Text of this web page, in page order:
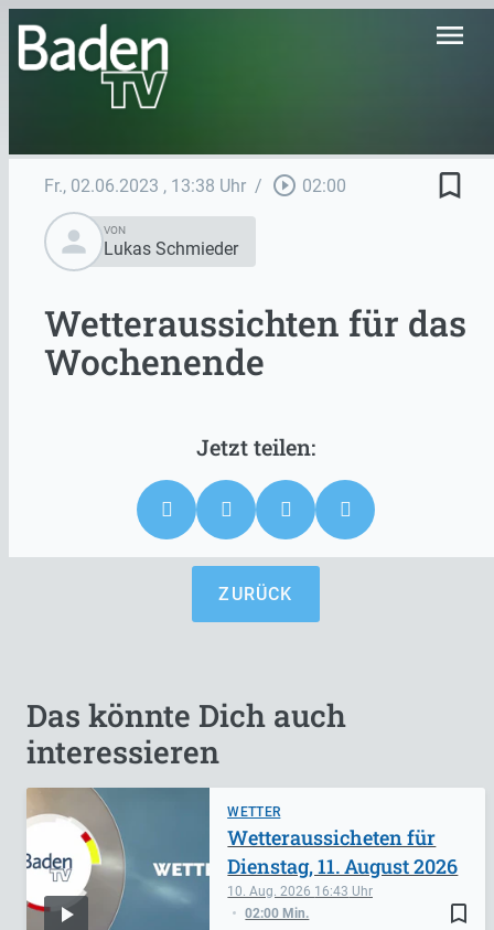
menu
Fr., 02.06.2023 , 13:38 Uhr / play_circle_outline 02:00
bookmark_border
person
VON
Lukas Schmieder
Wetteraussichten für das
Wochenende
ZURÜCK
Das könnte Dich auch
interessieren
WETTER
bookmark_border
10. Aug. 2026 16:43
02:00 Min.
Wetteraussicheten für
Dienstag, 11. August 2026